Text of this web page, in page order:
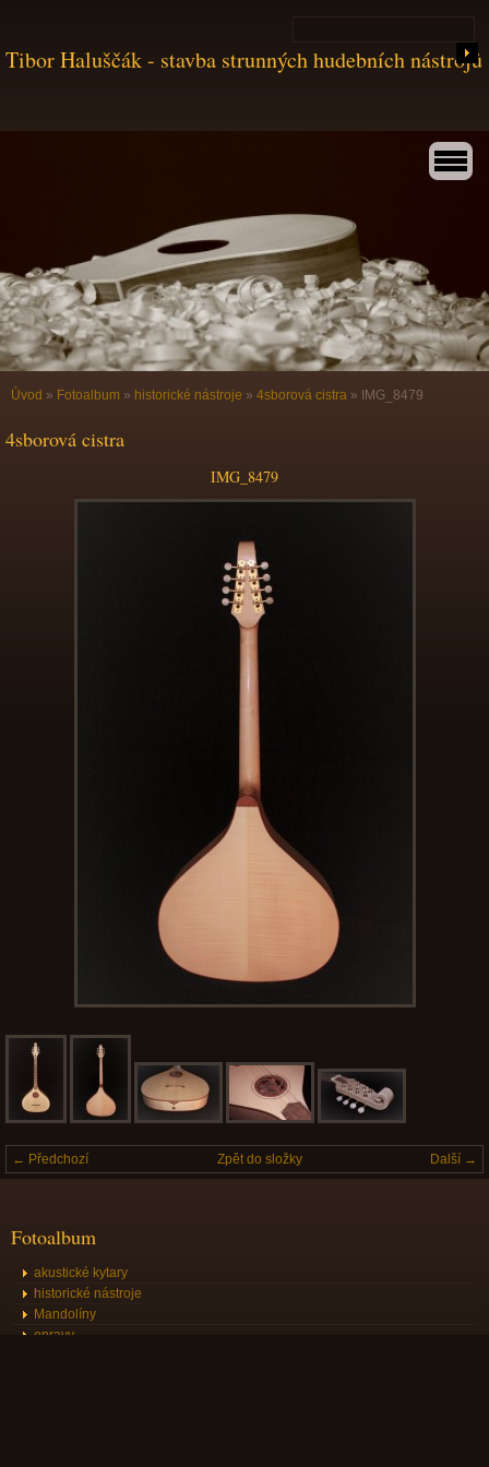
Tibor Haluščák - stavba strunných hudebních nástrojů
Úvod » Fotoalbum » historické nástroje » 4sborová cistra » IMG_8479
4sborová cistra
IMG_8479
← Předchozí Další →
Zpět do složky
Fotoalbum
akustické kytary
historické nástroje
Mandolíny
opravy